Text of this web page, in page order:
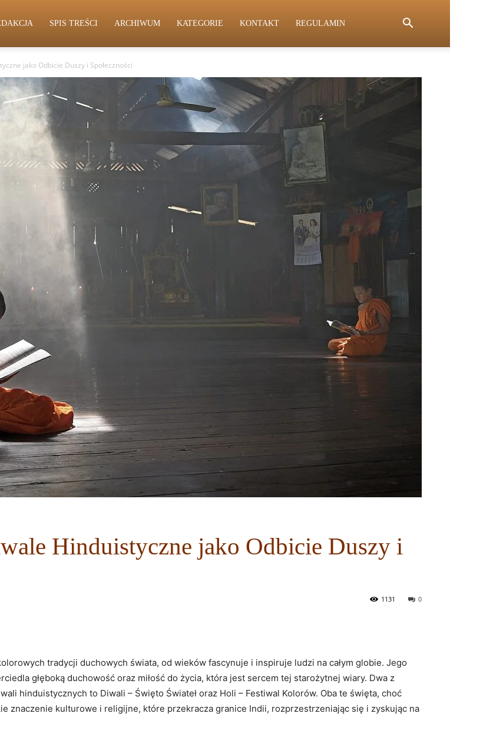
SPIS TREŚCI ARCHIWUM KATEGORIE KONTAKT REGULAMIN
jako Odbicie Duszy i Społeczności
Hinduistyczne jako Odbicie Duszy i
0
1131
tradycji duchowych świata, od wieków fascynuje i inspiruje ludzi na całym globie. Jego
głęboką duchowość oraz miłość do życia, która jest sercem tej starożytnej wiary. Dwa z
hinduistycznych to Diwali – Święto Świateł oraz Holi – Festiwal Kolorów. Oba te święta, choć
znaczenie kulturowe i religijne, które przekracza granice Indii, rozprzestrzeniając się i zyskując na